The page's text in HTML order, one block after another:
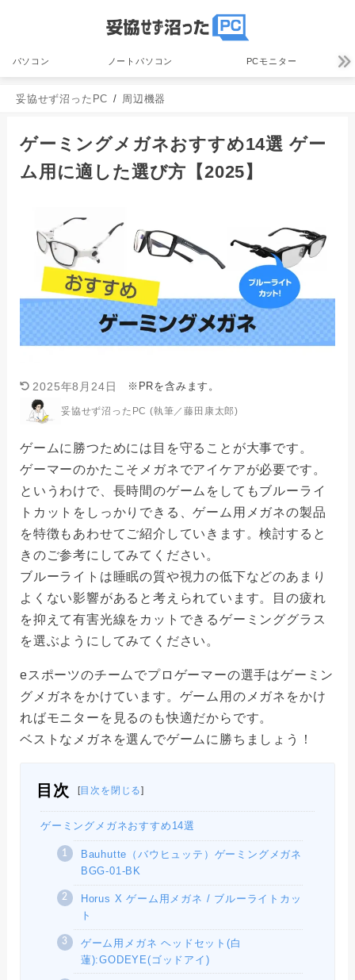
パソコン ノートパソコン PCモニター
妥協せず沼ったPC 周辺機器
ゲーミングメガネおすすめ14選 ゲー
ム用に適した選び方【2025】
2025年8月24日 ※PRを含みます。
妥協せず沼ったPC (執筆／藤田康太郎)
ゲームに勝つためには目を守ることが大事です。
ゲーマーのかたこそメガネでアイケアが必要です。
というわけで、長時間のゲームをしてもブルーライ
トカットをしっかりできる、ゲーム用メガネの製品
を特徴もあわせてご紹介していきます。検討すると
きのご参考にしてみてください。
ブルーライトは睡眠の質や視力の低下などのあまり
よくない影響があると考えられています。目の疲れ
を抑えて有害光線をカットできるゲーミンググラス
を選ぶようにしてみてください。
eスポーツのチームでプロゲーマーの選手はゲーミン
グメガネをかけています。ゲーム用のメガネをかけ
ればモニターを見るのも快適だからです。
ベストなメガネを選んでゲームに勝ちましょう！
目次 [目次を閉じる]
ゲーミングメガネおすすめ14選
Bauhutte（バウヒュッテ）ゲーミングメガネ
BGG-01-BK
Horus X ゲーム用メガネ / ブルーライトカッ
ト
ゲーム用メガネ ヘッドセット(白
蓮):GODEYE(ゴッドアイ)